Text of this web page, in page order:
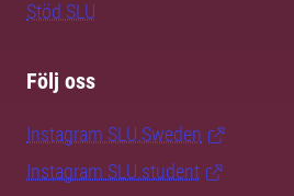
Stöd SLU
Följ oss
Instagram SLU.Sweden
Instagram SLU.student